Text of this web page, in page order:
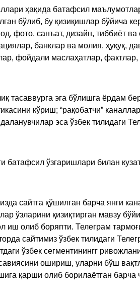
ҳақида батафсил
бўлиб, бу қизиқишлар бўйича
фото, санъат, дизайн, тиббиёт ва
банклар ва молия, ҳуқуқ,
фойдали маслаҳатлар, фактлар,
тасаввурга эга бўлишга ёрдам
кўриш; “рақобатчи”
эса ўзбек тилидаги
батафсил ўзгаришлари билан
сайтга қўшилган барча янги
ўзларини қизиқтирган мавзу
иш олиб боряпти. Телеграм
сайтимиз ўзбек тилидаги
ўзбек сегментинингг
ошириш, уларни бўш
қарши олиб борилаётган барча